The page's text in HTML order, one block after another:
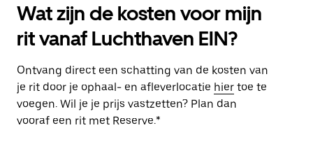
Wat zijn de kosten voor mijn
rit vanaf Luchthaven EIN?
Ontvang direct een schatting van de kosten van
je rit door je ophaal- en afleverlocatie hier toe te
voegen. Wil je je prijs vastzetten? Plan dan
vooraf een rit met Reserve.*